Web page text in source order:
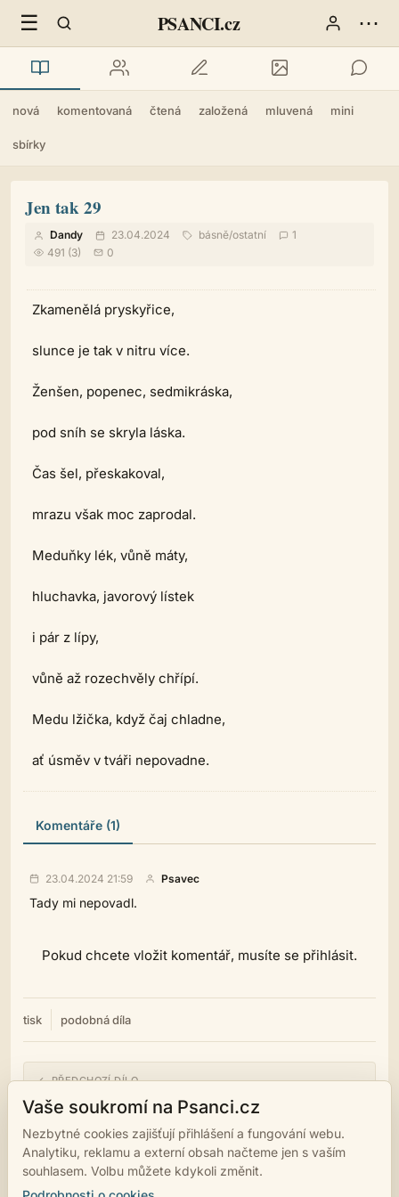
☰ PSANCI.cz ⋯
nová komentovaná čtená založená mluvená mini
sbírky
Jen tak 29
Dandy 23.04.2024 básně/ostatní
1
491 (3)
0
Zkamenělá pryskyřice,
slunce je tak v nitru více.
Ženšen, popenec, sedmikráska,
pod sníh se skryla láska.
Čas šel, přeskakoval,
mrazu však moc zaprodal.
Meduňky lék, vůně máty,
hluchavka, javorový lístek
i pár z lípy,
vůně až rozechvěly chřípí.
Medu lžička, když čaj chladne,
ať úsměv v tváři nepovadne.
Komentáře (1)
23.04.2024 21:59 Psavec
Tady mi nepovadl.
Pokud chcete vložit komentář, musíte se přihlásit.
tisk podobná díla
← PŘEDCHOZÍ DÍLO
V koutku oka.
NÁSLEDUJÍCÍ DÍLO →
Vaše soukromí na Psanci.cz
Nezbytné cookies zajišťují přihlášení a fungování webu.
Analytiku, reklamu a externí obsah načteme jen s vaším
souhlasem. Volbu můžete kdykoli změnit.